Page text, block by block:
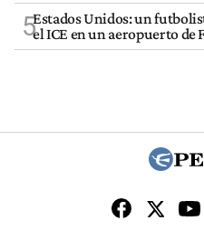
5Estados Unidos: un
el ICE en un aeropuerto de